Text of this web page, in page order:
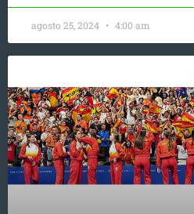
agosto 25, 2024 4:00 am